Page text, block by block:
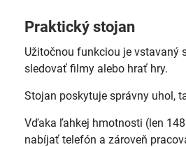
Praktický stojan
Užitočnou funkciou je vstavaný
sledovať filmy alebo hrať hry.
Stojan poskytuje správny uhol,
Vďaka ľahkej hmotnosti (len
nabíjať telefón a zároveň